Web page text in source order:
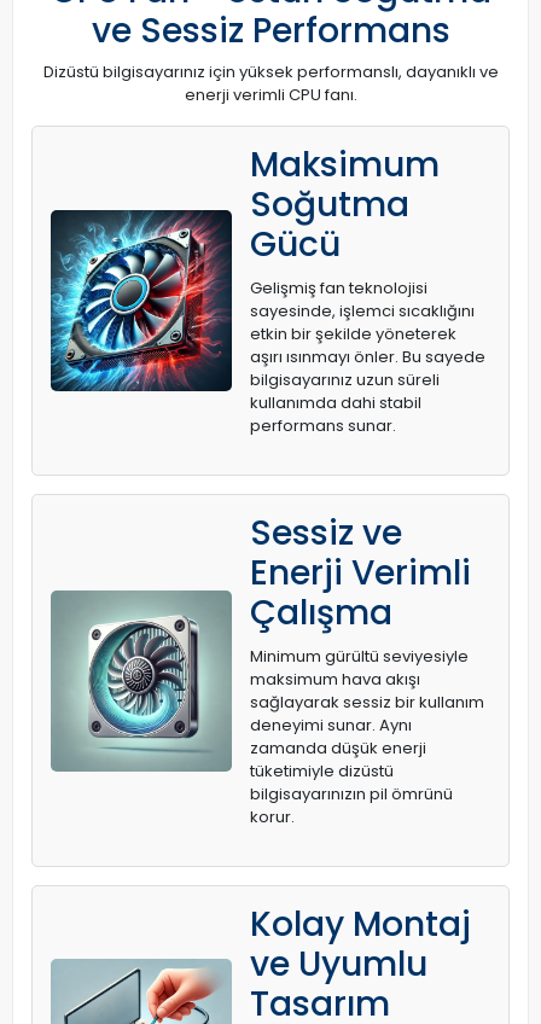
ve Sessiz Performans
Dizüstü bilgisayarınız için yüksek performanslı, dayanıklı ve
enerji verimli CPU fanı.
Maksimum
Soğutma
Gücü
Gelişmiş fan teknolojisi
sayesinde, işlemci sıcaklığını
etkin bir şekilde yöneterek
aşırı ısınmayı önler. Bu sayede
bilgisayarınız uzun süreli
kullanımda dahi stabil
performans sunar.
Sessiz ve
Enerji Verimli
Çalışma
Minimum gürültü seviyesiyle
maksimum hava akışı
sağlayarak sessiz bir kullanım
deneyimi sunar. Aynı
zamanda düşük enerji
tüketimiyle dizüstü
bilgisayarınızın pil ömrünü
korur.
Kolay Montaj
ve Uyumlu
Tasarım